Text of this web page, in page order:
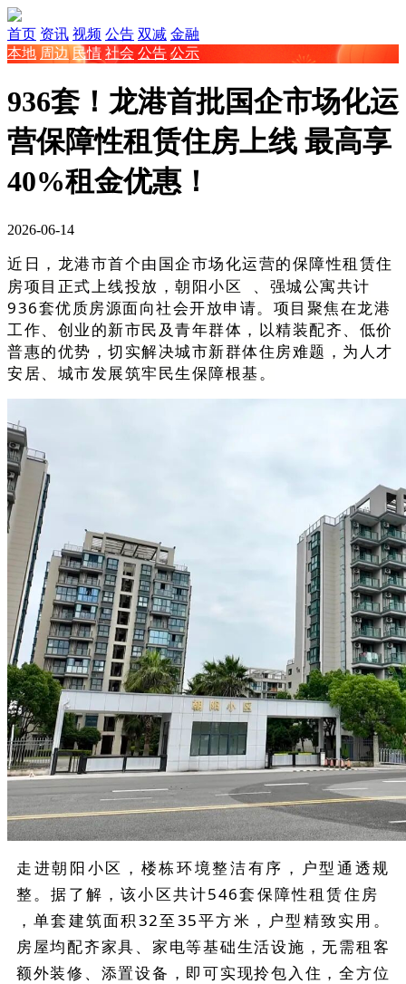
首页 资讯 视频 公告 双减 金融
本地 周边 民情 社会 公告 公示
936套！龙港首批国企市场化运
营保障性租赁住房上线 最高享
40%租金优惠！
2026-06-14
近日，龙港市首个由国企市场化运营的保障性租赁住
房项目正式上线投放， 朝阳小区
、强城公寓共计
936套优质房源面向社会开放申请。项目聚焦在龙港
工作、创业的新市民及青年群体，以精装配齐、低价
普惠的优势，切实解决城市新群体住房难题，为人才
安居、城市发展筑牢民生保障根基。
走进朝阳小区，楼栋环境整洁有序，户型通透规
整。据了解，该小区共计546套保障性租赁住房
，单套建筑面积32至35平方米，户型精致实用。
房屋均配齐家具、家电等基础生活设施，无需租客
额外装修、添置设备，即可实现拎包入住，全方位